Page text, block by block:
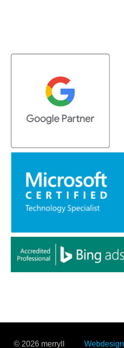
© 2026 merryll Webdesign